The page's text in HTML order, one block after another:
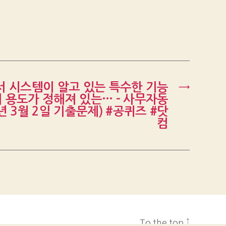
→
시스템이 알고 있는 특수한 기능
용도가 정해져 있는… – 사무자동
3월 2일 기출문제) #공퀴즈 #닷
컴
To the top↑